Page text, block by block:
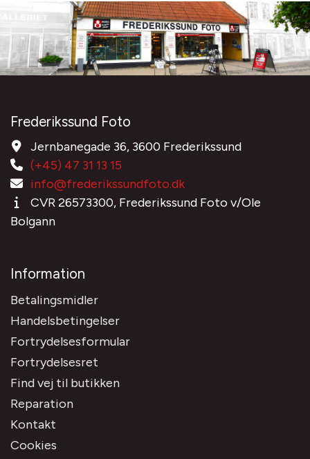
Frederikssund Foto
Jernbanegade 36, 3600 Frederikssund
(+45) 47 31 13 15
info@frederikssundfoto.dk
CVR 26573300, Frederikssund Foto v/Ole
Bolgann
Information
Betalingsmidler
Handelsbetingelser
Fortrydelsesformular
Fortrydelsesret
Find vej til butikken
Reparation
Kontakt
Cookies